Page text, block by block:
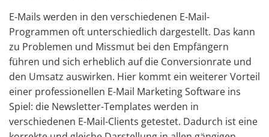
E-Mails werden in den verschiedenen E-Mail-
Programmen oft unterschiedlich dargestellt. Das kann
zu Problemen und Missmut bei den Empfängern
führen und sich erheblich auf die Conversionrate und
den Umsatz auswirken. Hier kommt ein weiterer Vorteil
einer professionellen E-Mail Marketing Software ins
Spiel: die Newsletter-Templates werden in
verschiedenen E-Mail-Clients getestet. Dadurch ist eine